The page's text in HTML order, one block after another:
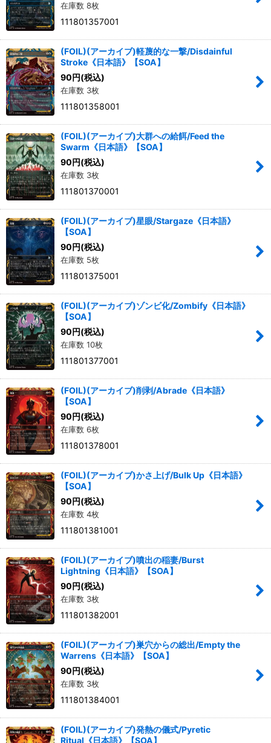
在庫数 8枚
111801357001
(FOIL)(アーカイブ)軽蔑的な一撃/Disdainful
Stroke《日本語》【SOA】
90円(税込)
在庫数 3枚
111801358001
(FOIL)(アーカイブ)大群への給餌/Feed the
Swarm《日本語》【SOA】
90円(税込)
在庫数 3枚
111801370001
(FOIL)(アーカイブ)星眼/Stargaze《日本語》
【SOA】
90円(税込)
在庫数 5枚
111801375001
(FOIL)(アーカイブ)ゾンビ化/Zombify《日本語》
【SOA】
90円(税込)
在庫数 10枚
111801377001
(FOIL)(アーカイブ)削剥/Abrade《日本語》
【SOA】
90円(税込)
在庫数 6枚
111801378001
(FOIL)(アーカイブ)かさ上げ/Bulk Up《日本語》
【SOA】
90円(税込)
在庫数 4枚
111801381001
(FOIL)(アーカイブ)噴出の稲妻/Burst
Lightning《日本語》【SOA】
90円(税込)
在庫数 3枚
111801382001
(FOIL)(アーカイブ)巣穴からの総出/Empty the
Warrens《日本語》【SOA】
90円(税込)
在庫数 3枚
111801384001
(FOIL)(アーカイブ)発熱の儀式/Pyretic
Ritual《日本語》【SOA】